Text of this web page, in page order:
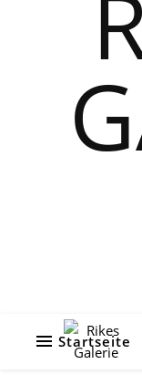
Startseite